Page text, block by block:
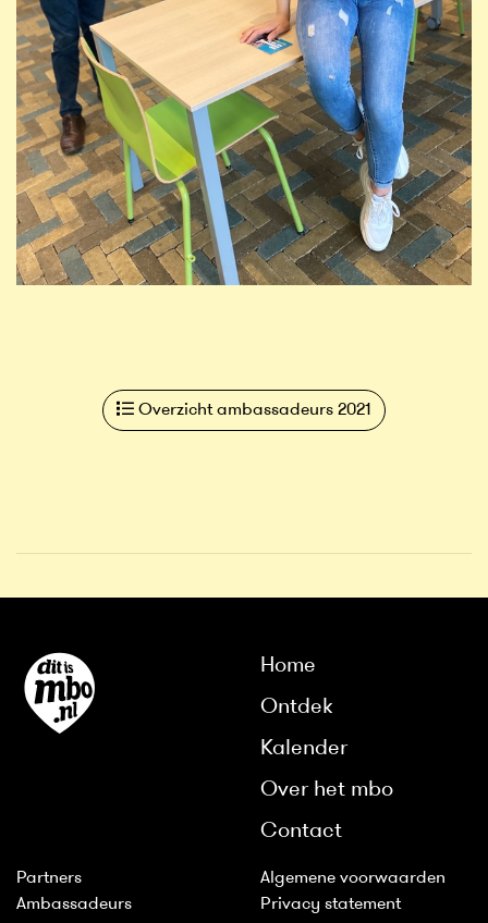
Overzicht ambassadeurs 2021
Home
Ontdek
Kalender
Over het mbo
Contact
Partners
Ambassadeurs
Algemene voorwaarden
Privacy statement